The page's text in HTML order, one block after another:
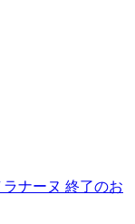
ラナーヌ 終了のお